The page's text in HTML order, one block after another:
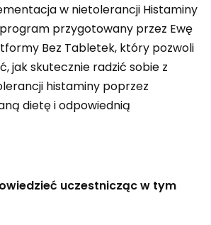
w nietolerancji Histaminy
przygotowany przez Ewę
Bez Tabletek, który pozwoli
jak skutecznie radzić sobie z
histaminy poprzez
dietę i odpowiednią
uczestnicząc w tym